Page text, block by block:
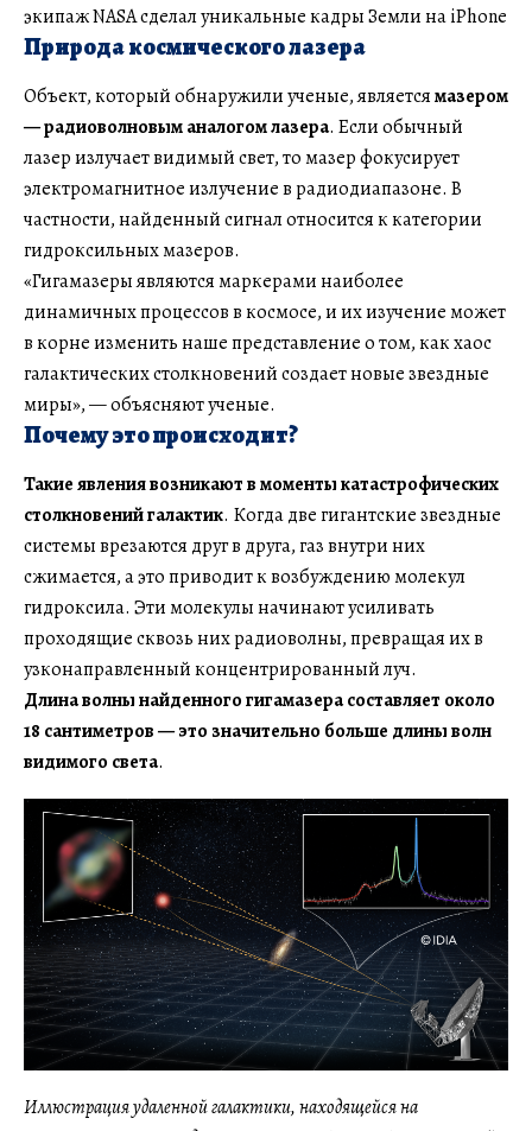
экипаж NASA сделал уникальные кадры Земли на iPhone
Природа космического лазера
Объект, который обнаружили ученые, являетсямазером
— радиоволновым аналогом лазера. Если обычный
лазер излучает видимый свет, то мазер фокусирует
электромагнитное излучение в радиодиапазоне. В
частности, найденный сигнал относится к категории
гидроксильных мазеров.
«Гигамазеры являются маркерами наиболее
динамичных процессов в космосе, и их изучение может
в корне изменить наше представление о том, как хаос
галактических столкновений создает новые звездные
миры», — объясняют ученые.
Почему это происходит?
Такие явления возникают в моменты катастрофических
столкновений галактик. Когда две гигантские звездные
системы врезаются друг в друга, газ внутри них
сжимается, а это приводит к возбуждению молекул
гидроксила. Эти молекулы начинают усиливать
проходящие сквозь них радиоволны, превращая их в
узконаправленный концентрированный луч.
Длина волны найденного гигамазера составляет около
18 сантиметров — это значительно больше длины волн
видимого света.
Иллюстрация удаленной галактики, находящейся на